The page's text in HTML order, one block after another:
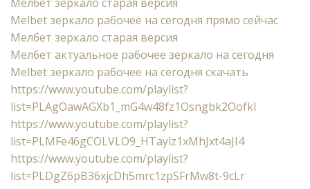
Melbet зеркало рабочее на сегодня прямо сейчас
Мелбет зеркало старая версия
Мелбет актуальное рабочее зеркало на сегодня
Melbet зеркало рабочее на сегодня скачать
https://www.youtube.com/playlist?
list=PLAgOawAGXb1_mG4w48fz1Osngbk2Oofkl
https://www.youtube.com/playlist?
list=PLMFe46gCOLVLO9_HTaylz1xMhJxt4aJI4
https://www.youtube.com/playlist?
list=PLDgZ6pB36xjcDh5mrc1zpSFrMw8t-9cLr